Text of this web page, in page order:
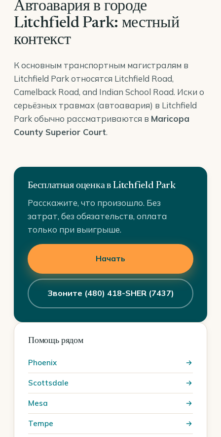
Автоавария в городе
Litchfield Park: местный
контекст
К основным транспортным магистралям в
Litchfield Park относятся Litchfield Road,
Camelback Road, and Indian School Road. Иски о
серьёзных травмах (автоавария) в Litchfield
Park обычно рассматриваются в Maricopa
County Superior Court.
Бесплатная оценка в Litchfield Park
Расскажите, что произошло. Без
затрат, без обязательств, оплата
только при выигрыше.
Начать
Звоните (480) 418-SHER (7437)
Помощь рядом
Phoenix
Scottsdale
Mesa
Tempe